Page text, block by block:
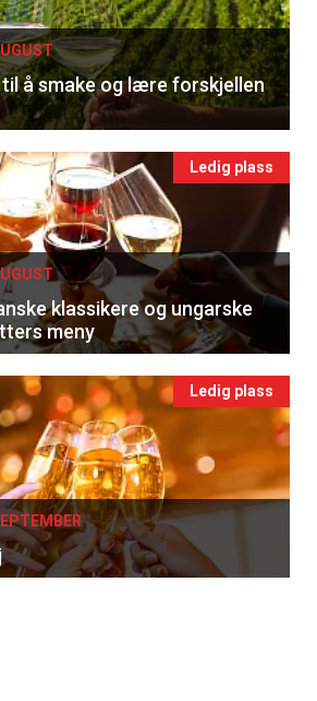
å smake og lære forskjellen
Ledig plass
klassikere og ungarske
meny
Ledig plass